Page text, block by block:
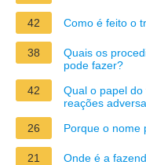
42 Como é feito o
38
Quais os
pode fazer?
42
Qual o papel
reações
26
Porque o nome
21 Onde é a